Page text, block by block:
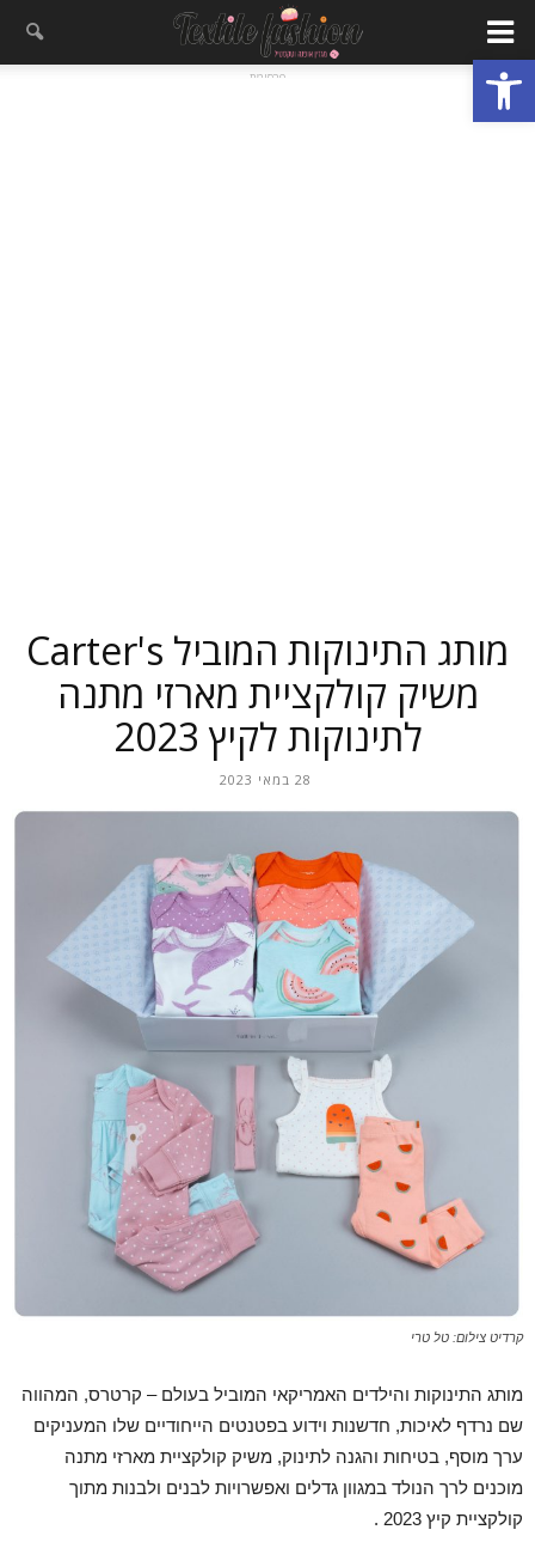
פתח סרגל נגישות - פרסומת -
מותג התינוקות המוביל Carter's
משיק קולקציית מארזי מתנה
לתינוקות לקיץ 2023
28 במאי 2023
קרדיט צילום: טל טרי
מותג התינוקות והילדים האמריקאי המוביל בעולם – קרטרס, המהווה
שם נרדף לאיכות, חדשנות וידוע בפטנטים הייחודיים שלו המעניקים
ערך מוסף, בטיחות והגנה לתינוק, משיק קולקציית מארזי מתנה
מוכנים לרך הנולד במגוון גדלים ואפשרויות לבנים ולבנות מתוך
קולקציית קיץ 2023 .